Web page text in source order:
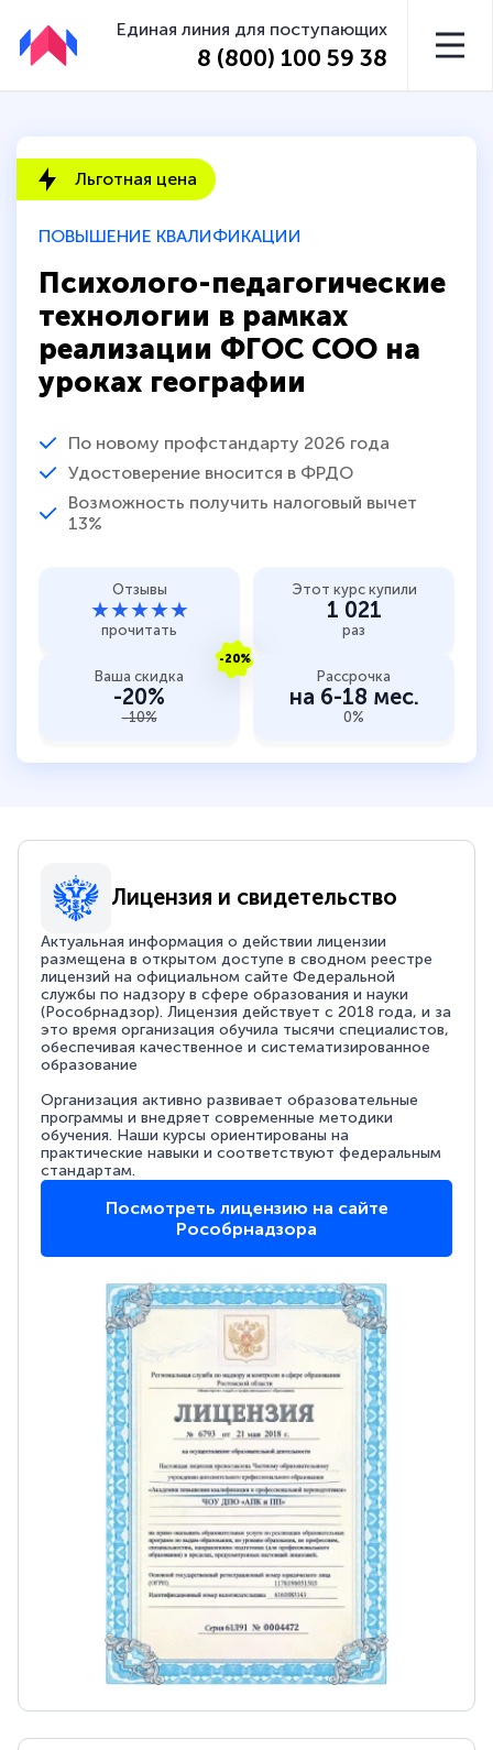
Единая линия для поступающих
8 (800) 100 59 38
ПОВЫШЕНИЕ КВАЛИФИКАЦИИ
Психолого-педагогические
технологии в рамках
реализации ФГОС СОО на
уроках географии
По новому профстандарту 2026 года
Удостоверение вносится в ФРДО
Возможность получить налоговый вычет
13%
Льготная цена
Отзывы
★★★★★
прочитать
Этот курс купили
1 021
раз
-20%
Ваша скидка
-20%
-10%
Рассрочка
на 6-18 мес.
0%
Лицензия и свидетельство
Актуальная информация о действии лицензии
размещена в открытом доступе в сводном реестре
лицензий на официальном сайте Федеральной
службы по надзору в сфере образования и науки
(Рособрнадзор). Лицензия действует с 2018 года, и за
это время организация обучила тысячи специалистов,
обеспечивая качественное и систематизированное
образование
Организация активно развивает образовательные
программы и внедряет современные методики
обучения. Наши курсы ориентированы на
практические навыки и соответствуют федеральным
стандартам.
Посмотреть лицензию на сайте
Рособрнадзора